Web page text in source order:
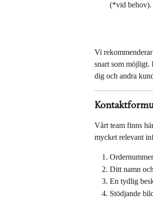
(*vid behov).
Vi
snart som möjligt.
dig och andra
Vårt team finns
mycket relevant
Ditt namn
En tydlig
Stödjande